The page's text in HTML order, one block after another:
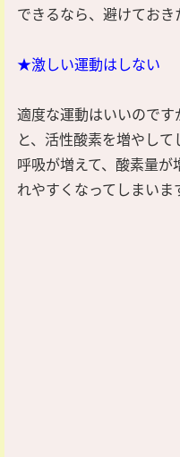
できるなら、避けておき
★激しい運動はしない
適度な運動はいいので
と、活性酸素を増やして
呼吸が増えて、酸素量
れやすくなってしまいま